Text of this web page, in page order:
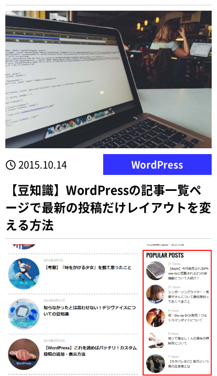
2015.10.14 WordPress
【豆知識】WordPressの記事一覧ペ
ージで最新の投稿だけレイアウトを変
える方法